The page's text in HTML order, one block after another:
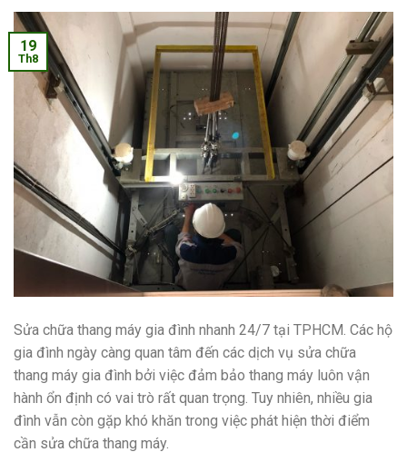
19
Th8
Sửa chữa thang máy gia đình nhanh 24/7 tại TPHCM. Các hộ
gia đình ngày càng quan tâm đến các dịch vụ sửa chữa
thang máy gia đình bởi việc đảm bảo thang máy luôn vận
hành ổn định có vai trò rất quan trọng. Tuy nhiên, nhiều gia
đình vẫn còn gặp khó khăn trong việc phát hiện thời điểm
cần sửa chữa thang máy.